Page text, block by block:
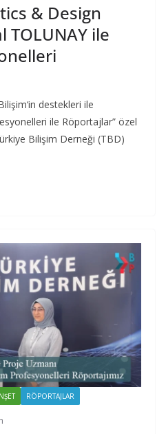
& Design
TOLUNAY ile
destekleri ile
ile Röportajlar” özel
Bilişim Derneği (TBD)
RÖPORTAJLAR